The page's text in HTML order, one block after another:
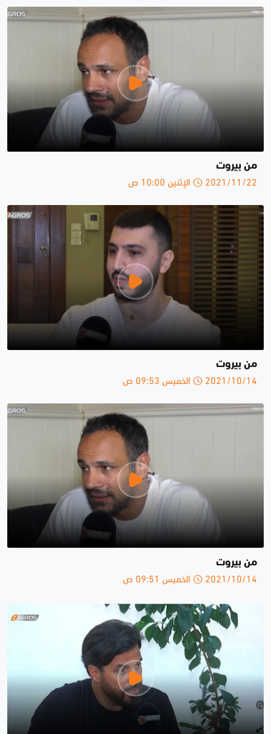
من بيروت
2021/11/22 الإثنين 10:00 ص
من بيروت
2021/10/14 الخميس 09:53 ص
من بيروت
2021/10/14 الخميس 09:51 ص